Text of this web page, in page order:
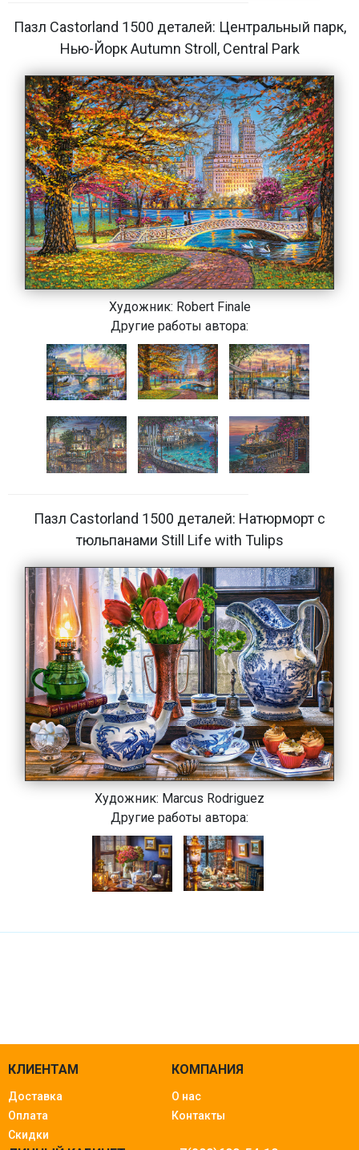
Пазл Castorland 1500 деталей: Центральный парк,
Нью-Йорк Autumn Stroll, Central Park
Художник: Robert Finale
Другие работы автора:
Пазл Castorland 1500 деталей: Натюрморт с
тюльпанами Still Life with Tulips
Художник: Marcus Rodriguez
Другие работы автора:
КЛИЕНТАМ
Доставка
Оплата
Скидки
КОМПАНИЯ
О нас
Контакты